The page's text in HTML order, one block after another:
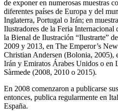
de exponer en numerosas muestras
diferentes países de Europa y del
Inglaterra, Portugal o Irán; en
Ilustradores de la Feria
la Bienal de Ilustración “Ilustrarte”
2009 y 2013, en The Emperor’s
Christian Andersen (Bolonia, 2005),
Irán y Emiratos Árabes Unidos o en
Sàrmede (2008, 2010 o 2015).
En 2008 comenzaron a publicarse
entonces, publica regularmente en
España.